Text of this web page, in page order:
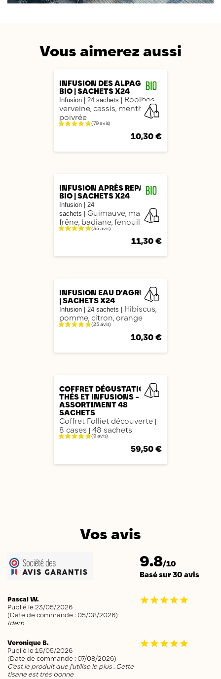
Vous aimerez aussi
INFUSION DES ALPAGES
BIO | SACHETS X24
Infusion | 24 sachets | Rooibos,
verveine, cassis, menthe
poivrée
10,30 €
INFUSION APRÈS REPAS
BIO | SACHETS X24
Infusion
24
sachets
Guimauve, mauve,
frêne, badiane, fenouil
11,30 €
INFUSION EAU D’AGRUMES
| SACHETS X24
Infusion | 24 sachets
Hibiscus,
pomme, citron, orange
10,30 €
COFFRET DÉGUSTATION
THÉS ET INFUSIONS -
ASSORTIMENT 48
SACHETS
Coffret Folliet découverte |
8 cases | 48 sachets
59,50 €
Vos avis
9.8/10
Basé sur 30 avis
Pascal W.
Publié le 23/05/2026
(Date de commande : 05/08/2026)
Idem
Veronique B.
Publié le 15/05/2026
(Date de commande : 07/08/2026)
C’est le produit que j’utilise le plus . Cette
tisane est très bonne